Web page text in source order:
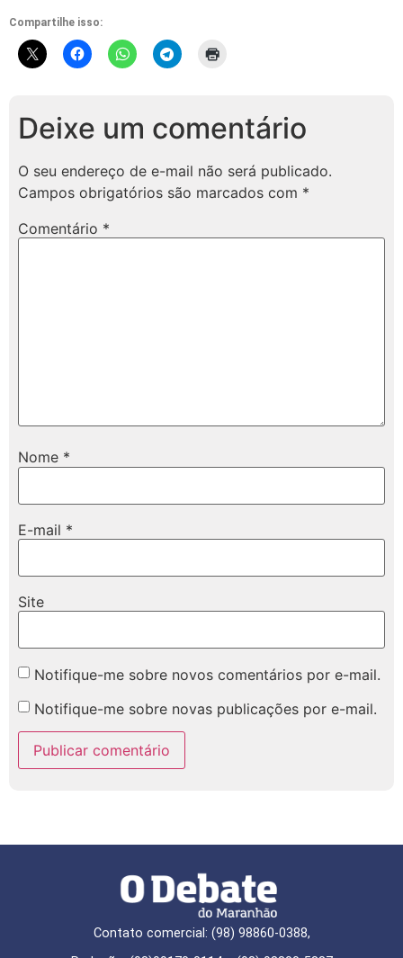
Compartilhe isso:
Deixe um comentário
O seu endereço de e-mail não será publicado.
Campos obrigatórios são marcados com *
Comentário *
Nome *
E-mail *
Site
Notifique-me sobre novos comentários por e-mail.
Notifique-me sobre novas publicações por e-mail.
Contato comercial: (98) 98860-0388,